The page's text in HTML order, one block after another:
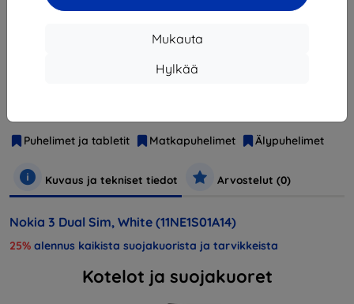
Mukauta
Hylkää
Muut tämän tuotteen vaihtoehdot
Puhelimet ja tabletit
Matkapuhelimet Älypuhelimet
Kuvaus ja tekniset tiedot Arvostelut (0)
Nokia 3 Dual Sim, White (11NE1S01A14)
25% alennus kaikista suojakuorista ja tarvikkeista
Kotelot ja suojakuoret